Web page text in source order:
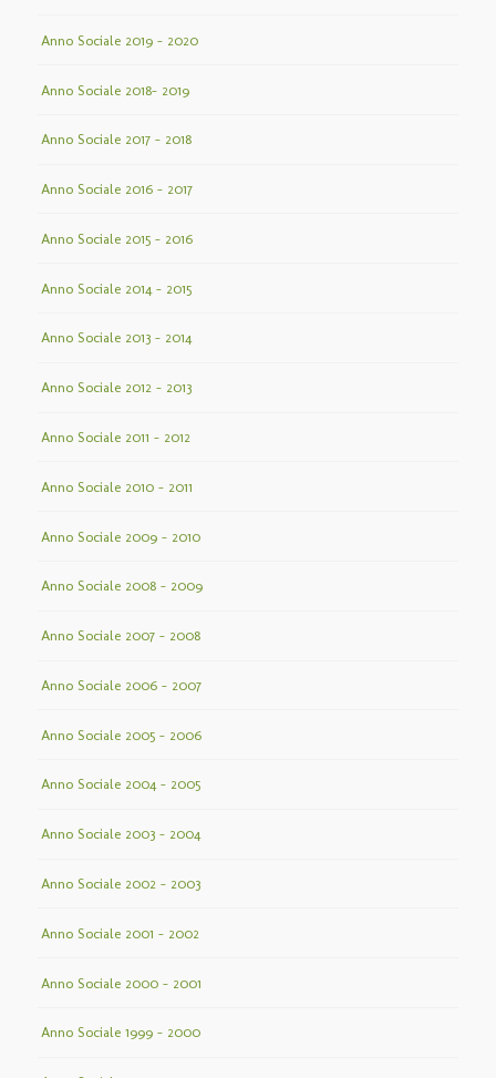
Anno Sociale 2019 – 2020
Anno Sociale 2018– 2019
Anno Sociale 2017 – 2018
Anno Sociale 2016 – 2017
Anno Sociale 2015 – 2016
Anno Sociale 2014 – 2015
Anno Sociale 2013 – 2014
Anno Sociale 2012 – 2013
Anno Sociale 2011 – 2012
Anno Sociale 2010 – 2011
Anno Sociale 2009 – 2010
Anno Sociale 2008 – 2009
Anno Sociale 2007 – 2008
Anno Sociale 2006 – 2007
Anno Sociale 2005 – 2006
Anno Sociale 2004 – 2005
Anno Sociale 2003 – 2004
Anno Sociale 2002 – 2003
Anno Sociale 2001 – 2002
Anno Sociale 2000 – 2001
Anno Sociale 1999 – 2000